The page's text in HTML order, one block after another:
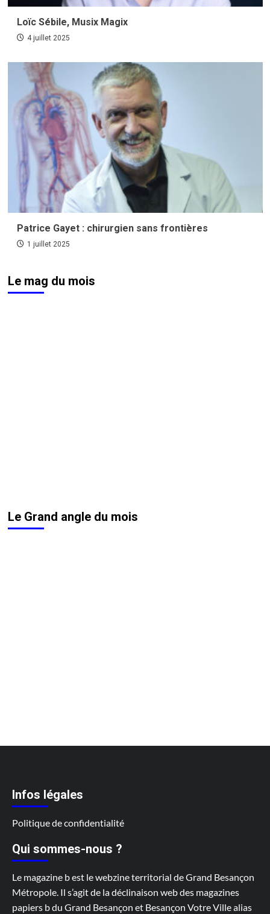
Loïc Sébile, Musix Magix
4 juillet 2025
Patrice Gayet : chirurgien sans frontières
1 juillet 2025
Le mag du mois
Le Grand angle du mois
Infos légales
Politique de confidentialité
Qui sommes-nous ?
Le magazine b est le webzine territorial de Grand Besançon
Métropole. Il s’agit de la déclinaison web des magazines
papiers b du Grand Besançon et Besançon Votre Ville alias